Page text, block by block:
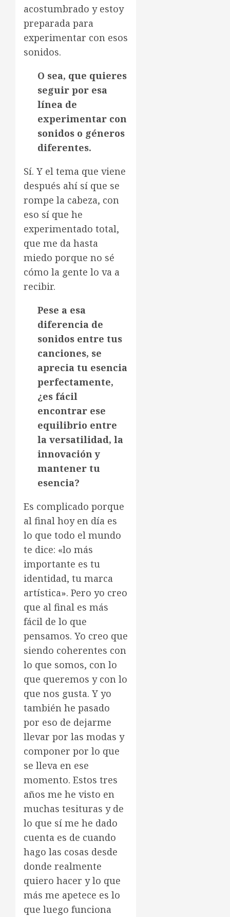
acostumbrado y estoy
preparada para
experimentar con esos
sonidos.
O sea, que quieres
seguir por esa
línea de
experimentar con
sonidos o géneros
diferentes.
Sí. Y el tema que viene
después ahí sí que se
rompe la cabeza, con
eso sí que he
experimentado total,
que me da hasta
miedo porque no sé
cómo la gente lo va a
recibir.
Pese a esa
diferencia de
sonidos entre tus
canciones, se
aprecia tu esencia
perfectamente,
¿es fácil
encontrar ese
equilibrio entre
la versatilidad, la
innovación y
mantener tu
esencia?
Es complicado porque
al final hoy en día es
lo que todo el mundo
te dice: «lo más
importante es tu
identidad, tu marca
artística». Pero yo creo
que al final es más
fácil de lo que
pensamos. Yo creo que
siendo coherentes con
lo que somos, con lo
que queremos y con lo
que nos gusta. Y yo
también he pasado
por eso de dejarme
llevar por las modas y
componer por lo que
se lleva en ese
momento. Estos tres
años me he visto en
muchas tesituras y de
lo que sí me he dado
cuenta es de cuando
hago las cosas desde
donde realmente
quiero hacer y lo que
más me apetece es lo
que luego funciona